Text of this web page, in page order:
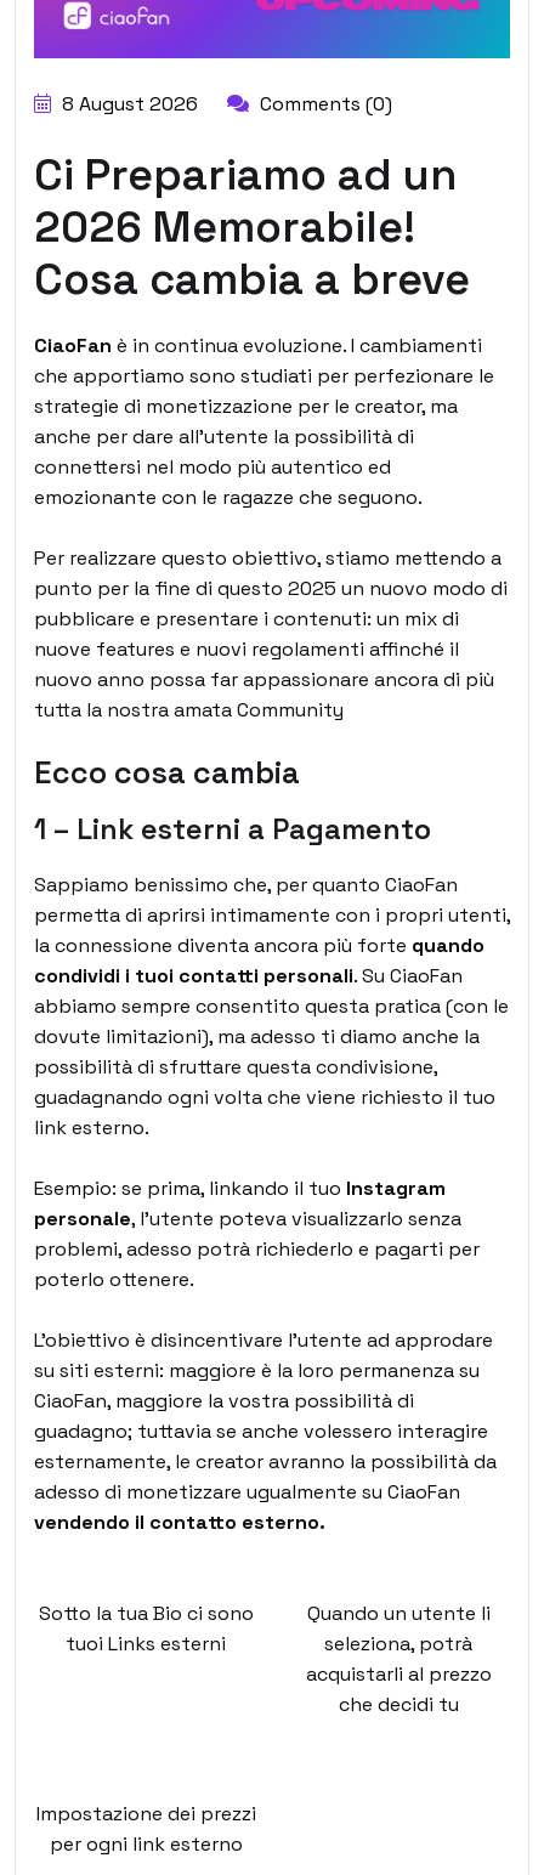
8 August 2026 Comments (0)
Ci Prepariamo ad un
2026 Memorabile!
Cosa cambia a breve
CiaoFan è in continua evoluzione. I cambiamenti
che apportiamo sono studiati per perfezionare le
strategie di monetizzazione per le creator, ma
anche per dare all’utente la possibilità di
connettersi nel modo più autentico ed
emozionante con le ragazze che seguono.
Per realizzare questo obiettivo, stiamo mettendo a
punto per la fine di questo 2025 un nuovo modo di
pubblicare e presentare i contenuti: un mix di
nuove features e nuovi regolamenti affinché il
nuovo anno possa far appassionare ancora di più
tutta la nostra amata Community
Ecco cosa cambia
1 – Link esterni a Pagamento
Sappiamo benissimo che, per quanto CiaoFan
permetta di aprirsi intimamente con i propri utenti,
la connessione diventa ancora più forte quando
condividi i tuoi contatti personali. Su CiaoFan
abbiamo sempre consentito questa pratica (con le
dovute limitazioni), ma adesso ti diamo anche la
possibilità di sfruttare questa condivisione,
guadagnando ogni volta che viene richiesto il tuo
link esterno.
Esempio: se prima, linkando il tuo Instagram
personale, l’utente poteva visualizzarlo senza
problemi, adesso potrà richiederlo e pagarti per
poterlo ottenere.
L’obiettivo è disincentivare l’utente ad approdare
su siti esterni: maggiore è la loro permanenza su
CiaoFan, maggiore la vostra possibilità di
guadagno; tuttavia se anche volessero interagire
esternamente, le creator avranno la possibilità da
adesso di monetizzare ugualmente su CiaoFan
vendendo il contatto esterno.
Sotto la tua Bio ci sono
tuoi Links esterni
Quando un utente li
seleziona, potrà
acquistarli al prezzo
che decidi tu
Impostazione dei prezzi
per ogni link esterno